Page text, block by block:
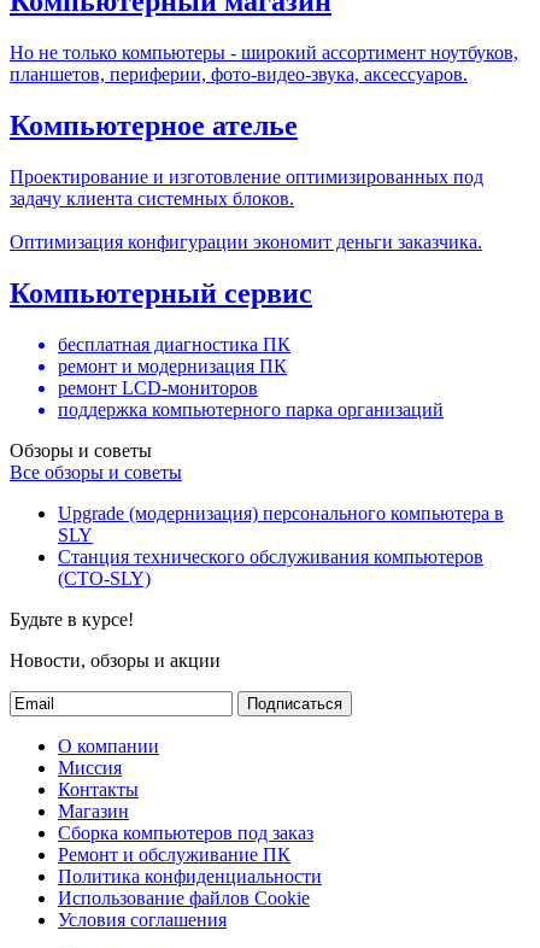
Но не только компьютеры - широкий ассортимент ноутбуков,
планшетов, периферии, фото-видео-звука, аксессуаров.
Компьютерное ателье
Проектирование и изготовление оптимизированных под
задачу клиента системных блоков.
Оптимизация конфигурации экономит деньги заказчика.
Компьютерный сервис
бесплатная диагностика ПК
ремонт и модернизация ПК
ремонт LCD-мониторов
поддержка компьютерного парка организаций
Обзоры и советы
Все обзоры и советы
Upgrade (модернизация) персонального компьютера в
SLY
Станция технического обслуживания компьютеров
(СТО-SLY)
Будьте в курсе!
Новости, обзоры и акции
Подписаться
О компании
Миссия
Контакты
Магазин
Сборка компьютеров под заказ
Ремонт и обслуживание ПК
Политика конфиденциальности
Использование файлов Cookie
Условия соглашения